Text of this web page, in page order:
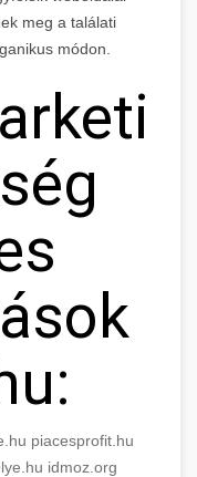
meg a találati
módon.
piacesprofit.hu
idmoz.org